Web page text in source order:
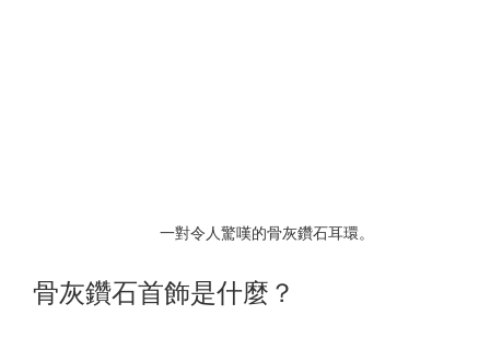
一對令人驚嘆的骨灰鑽石耳環。
骨灰鑽石首飾是什麼？